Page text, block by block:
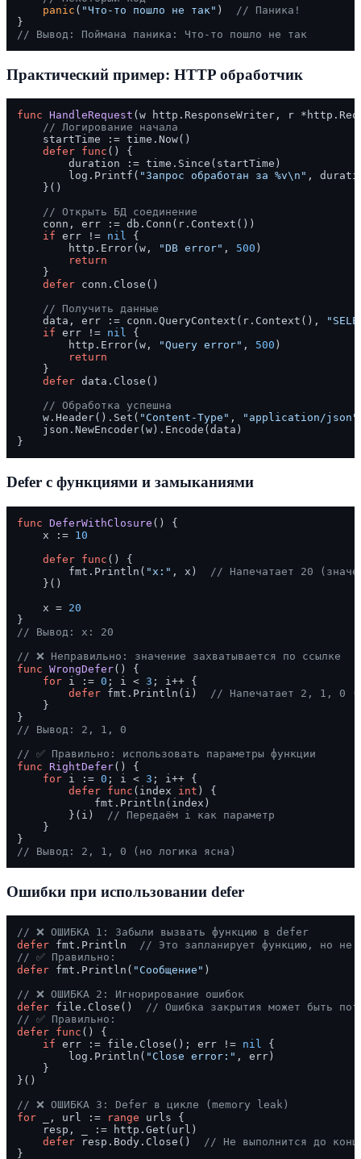
panic ( "Что-то пошло не так" )
// Паника!
// Вывод: Поймана паника: Что-то пошло не так
Практический пример: HTTP обработчик
func HandleRequest (w http.ResponseWriter, r
// Логирование начала
    startTime := time.Now()
defer func ()
{
        duration := time.Since(startTime)
        log.Printf(
"Запрос обработан за %v\n" ,
    }()
// Открыть БД соединение
    conn, err := db.Conn(r.Context())
if err != nil {
        http.Error(w,
"DB error" , 500 )
return
    }
defer conn.Close()
// Получить данные
    data, err := conn.QueryContext(r.Context(),
if err != nil {
        http.Error(w,
"Query error" , 500 )
return
    }
defer data.Close()
// Обработка успешна
    w.Header().Set(
"Content-Type" , "application/json"
    json.NewEncoder(w).Encode(data)
Defer с функциями и замыканиями
func DeferWithClosure ()
{
    x :=
10
defer func ()
{
        fmt.Println(
"x:" , x)
// Напечатает 20
    }()
    x =
20
// Вывод: x: 20
// ❌ Неправильно: значение захватывается по ссылке
func WrongDefer()
{
for i := 0 ; i < 3 ; i++ {
defer fmt.Println(i)
// Напечатает 2, 1, 0
    }
// Вывод: 2, 1, 0
// ✅ Правильно: использовать параметры функции
func
RightDefer()
{
for i := 0 ; i < 3 ; i++ {
defer func (index int )
{
            fmt.Println(index)
        }(i)
// Передаём i как параметр
    }
// Вывод: 2, 1, 0 (но логика ясна)
Ошибки при использовании defer
// ❌ ОШИБКА 1: Забыли вызвать функцию в defer
defer fmt.Println // Это запланирует функцию, но не
// ✅ Правильно:
defer fmt.Println( "Сообщение" )
// ❌ ОШИБКА 2: Игнорирование ошибок
defer file.Close() // Ошибка закрытия может быть
// ✅ Правильно:
defer func ()
{
if err := file.Close(); err != nil {
        log.Println(
"Close error:" , err)
    }
}()
// ❌ ОШИБКА 3: Defer в цикле (memory leak)
for _, url := range urls {
    resp, _ := http.Get(url)
defer resp.Body.Close() // Не выполнится до